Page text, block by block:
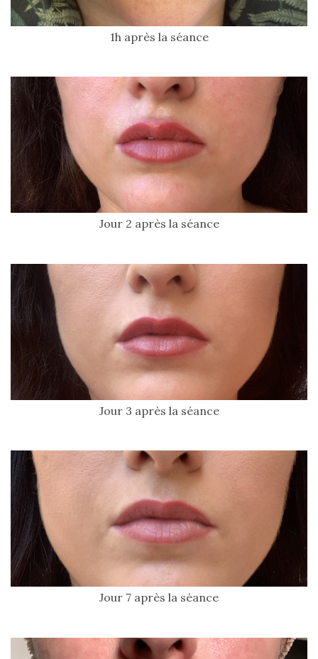
1h après la séance
Jour 2 après la séance
Jour 3 après la séance
Jour 7 après la séance